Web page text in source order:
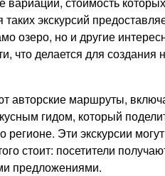
экскурсий
озеро, но и другие
что делается для создания
авторские маршруты,
гидом, который
Эти экскурсии
стоит: посетители
предложениями.